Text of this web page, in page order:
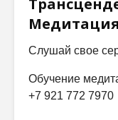
Медитация
Слушай свое
Обучение
+7 921 772 7970